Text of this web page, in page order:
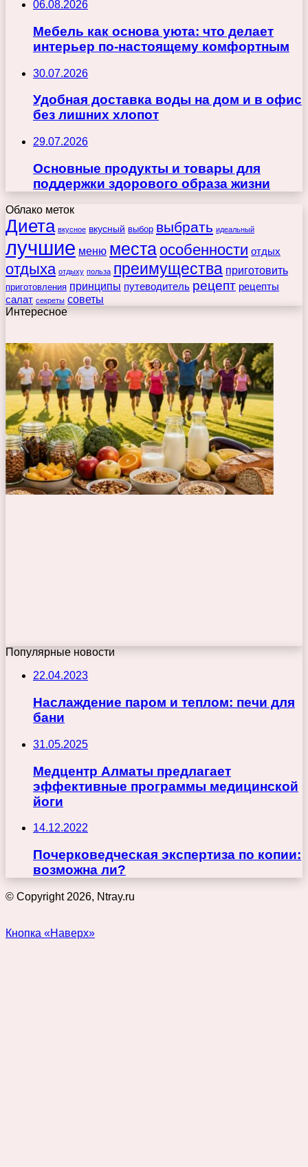
06.08.2026
Мебель как основа уюта: что делает
интерьер по-настоящему комфортным
30.07.2026
Удобная доставка воды на дом и в офис
без лишних хлопот
29.07.2026
Основные продукты и товары для
поддержки здорового образа жизни
Облако меток
Диета вкусное вкусный выбор выбрать идеальный
лучшие меню места особенности отдых
отдыха отдыху польза преимущества приготовить
приготовления принципы путеводитель рецепт рецепты
салат секреты советы
Интересное
Популярные новости
22.04.2023
Наслаждение паром и теплом: печи для
бани
31.05.2025
Медцентр Алматы предлагает
эффективные программы медицинской
йоги
14.12.2022
Почерковедческая экспертиза по копии:
возможна ли?
© Copyright 2026, Ntray.ru
Кнопка «Наверх»